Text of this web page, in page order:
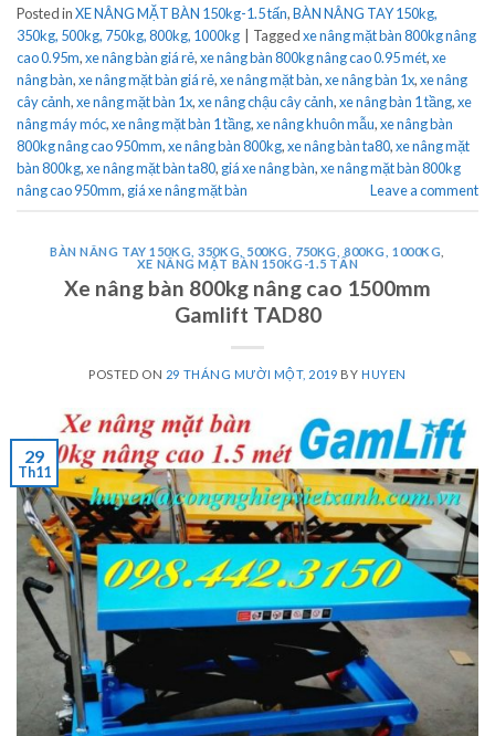
Posted inXE NÂNG MẶT BÀN 150kg-1.5 tấn,BÀN NÂNG TAY 150kg,
350kg, 500kg, 750kg, 800kg, 1000kg
Taggedxe nâng mặt bàn 800kg nâng
cao 0.95m,xe nâng bàn giá rẻ,xe nâng bàn 800kg nâng cao 0.95 mét,xe
nâng bàn,xe nâng mặt bàn giá rẻ,xe nâng mặt bàn,xe nâng bàn 1x,xe nâng
cây cảnh,xe nâng mặt bàn 1x,xe nâng chậu cây cảnh,xe nâng bàn 1 tầng,xe
nâng máy móc,xe nâng mặt bàn 1 tầng,xe nâng khuôn mẫu,xe nâng bàn
800kg nâng cao 950mm,xe nâng bàn 800kg,xe nâng bàn ta80,xe nâng mặt
bàn 800kg,xe nâng mặt bàn ta80, giá xe nâng bàn,xe nâng mặt bàn 800kg
nâng cao 950mm, giá xe nâng mặt bàn Leave a comment
BÀN NÂNG TAY 150KG, 350KG, 500KG, 750KG, 800KG, 1000KG
XE NÂNG MẶT BÀN 150KG-1.5 TẤN
Xe nâng bàn 800kg nâng cao 1500mm
Gamlift TAD80
POSTED ON 29 THÁNG MƯỜI MỘT, 2019 BY HUYEN
29
Th11